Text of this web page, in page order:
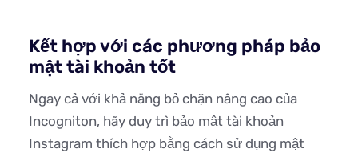
Kết hợp với các phương pháp bảo
mật tài khoản tốt
Ngay cả với khả năng bỏ chặn nâng cao của
Incogniton, hãy duy trì bảo mật tài khoản
Instagram thích hợp bằng cách sử dụng mật